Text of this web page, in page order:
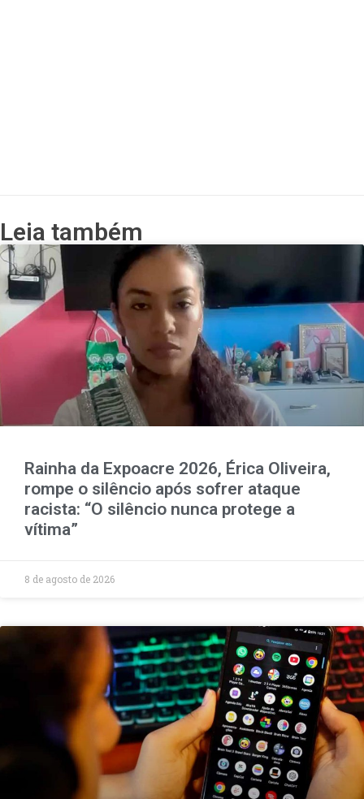
Leia também
Rainha da Expoacre 2026, Érica Oliveira,
rompe o silêncio após sofrer ataque
racista: “O silêncio nunca protege a
vítima”
8 de agosto de 2026